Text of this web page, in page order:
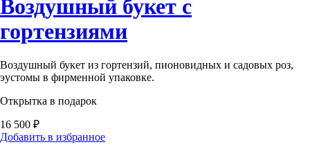
Воздушный букет с
гортензиями
Воздушный букет из гортензий, пионовидных и садовых роз,
эустомы в фирменной упаковке.
Открытка в подарок
16 500 ₽
Добавить в избранное